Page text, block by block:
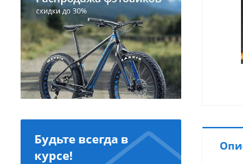
Будьте всегда в
курсе!